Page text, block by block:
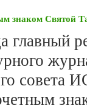
знаком Святой
главный
совета